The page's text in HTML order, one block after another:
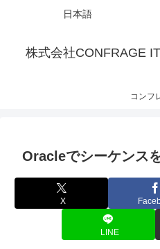
株式会社CONFRAGE
コンフ
日本語
Oracleでシーケンス
X
LINE